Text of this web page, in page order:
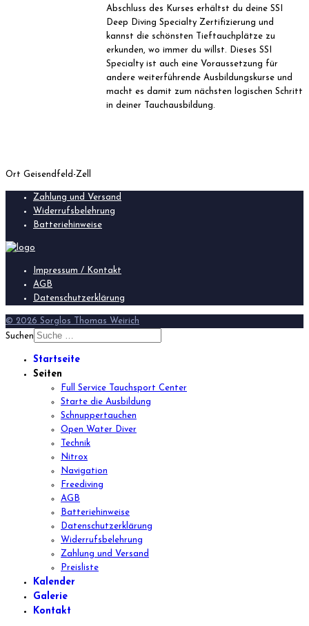
Abschluss des Kurses erhältst du deine SSI
Deep Diving Specialty Zertifizierung und
kannst die schönsten Tieftauchplätze zu
erkunden, wo immer du willst. Dieses SSI
Specialty ist auch eine Voraussetzung für
andere weiterführende Ausbildungskurse und
macht es damit zum nächsten logischen Schritt
in deiner Tauchausbildung.
Ort Geisendfeld-Zell
Zahlung und Versand
Widerrufsbelehrung
Batteriehinweise
Impressum / Kontakt
AGB
Datenschutzerklärung
© 2026 Sorglos Thomas Weirich
Suchen
Startseite
Seiten
Full Service Tauchsport Center
Starte die Ausbildung
Schnuppertauchen
Open Water Diver
Technik
Nitrox
Navigation
Freediving
AGB
Batteriehinweise
Datenschutzerklärung
Widerrufsbelehrung
Zahlung und Versand
Preisliste
Kalender
Galerie
Kontakt